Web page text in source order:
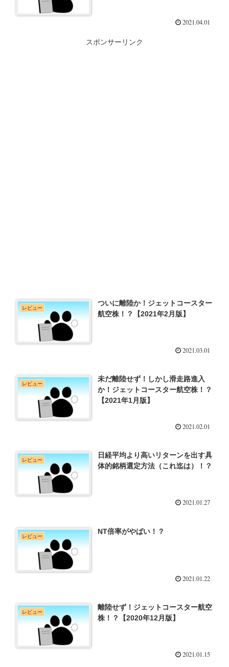
2021.04.01
スポンサーリンク
レビュー
ついに離陸か！ジェットコースター
航空株！？【2021年2月版】
2021.03.01
レビュー
未だ離陸せず！しかし滑走路進入
か！ジェットコースター航空株！？
【2021年1月版】
2021.02.01
レビュー
日経平均より高いリターンを出す具
体的銘柄選定方法（これ迄は）！？
2021.01.27
レビュー
NT倍率がやばい！？
2021.01.22
レビュー
離陸せず！ジェットコースター航空
株！？【2020年12月版】
2021.01.15